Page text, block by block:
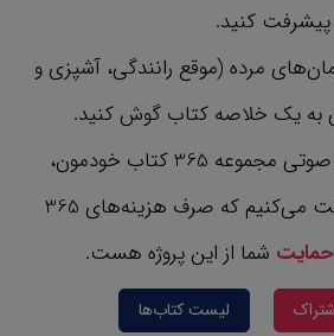
پیشرفت کنید.
مرده (موقع رانندگی، آشپزی و
به یک خلاصه کتاب گوش کنید.
راستی، ما برای خلاصه صوتی مجموعه 365 کتاب‌ خودمون،
یک مبلغ کوچیک دریافت می‌کنیم که صرف هزینه‌های 365
حمایت شما از این پروژه هست.
لیست کتاب‌ها